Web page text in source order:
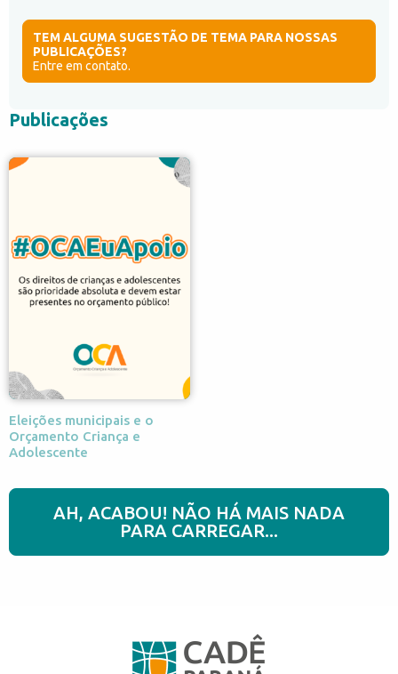
Publicações
Eleições municipais e o
Orçamento Criança e
Adolescente
AH, ACABOU! NÃO HÁ MAIS NADA
PARA CARREGAR...
TEM ALGUMA SUGESTÃO DE TEMA PARA NOSSAS
PUBLICAÇÕES?
Entre em contato.